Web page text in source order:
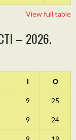
View full table
– 2026.
І О
9 25
9 24